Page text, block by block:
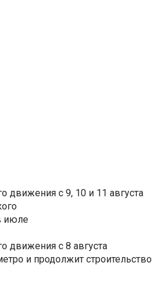
движения с 9, 10 и 11 августа
июле
движения с 8 августа
и продолжит строительство